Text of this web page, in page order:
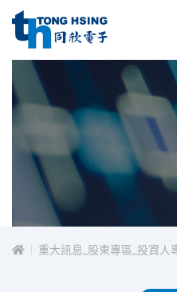
同
欣
電
子
工
份
有 重大訊息_股東專區_投資人